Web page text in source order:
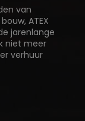
van
ATEX
jarenlange
niet meer
verhuur